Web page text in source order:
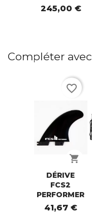
245,00 €
Compléter avec
shopping_cart
DÉRIVE
FCS2
PERFORMER
41,67 €
favorite_border